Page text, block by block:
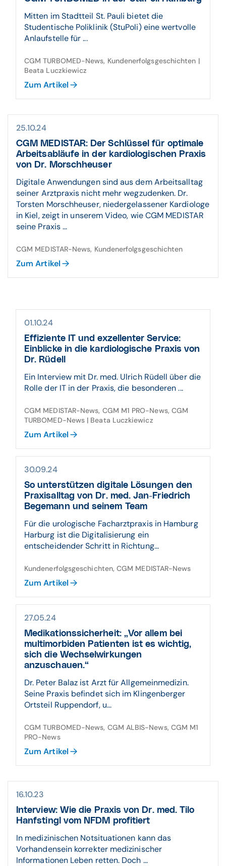
Mitten im Stadtteil St. Pauli bietet die
Studentische Poliklinik (StuPoli) eine wertvolle
Anlaufstelle für ...
CGM TURBOMED-News, Kundenerfolgsgeschichten |
Beata Luczkiewicz
Zum Artikel
25.10.24
CGM MEDISTAR: Der Schlüssel für optimale
Arbeitsabläufe in der kardiologischen Praxis
von Dr. Morschheuser
Digitale Anwendungen sind aus dem Arbeitsalltag
seiner Arztpraxis nicht mehr wegzudenken. Dr.
Torsten Morschheuser, niedergelassener Kardiologe
in Kiel, zeigt in unserem Video, wie CGM MEDISTAR
seine Praxis ...
CGM MEDISTAR-News, Kundenerfolgsgeschichten
Zum Artikel
01.10.24
Effiziente IT und exzellenter Service:
Einblicke in die kardiologische Praxis von
Dr. Rüdell
Ein Interview mit Dr. med. Ulrich Rüdell über die
Rolle der IT in der Praxis, die besonderen ...
CGM MEDISTAR-News, CGM M1 PRO-News, CGM
TURBOMED-News | Beata Luczkiewicz
Zum Artikel
30.09.24
So unterstützen digitale Lösungen den
Praxisalltag von Dr. med. Jan-Friedrich
Begemann und seinem Team
Für die urologische Facharztpraxis in Hamburg
Harburg ist die Digitalisierung ein
entscheidender Schritt in Richtung...
Kundenerfolgsgeschichten, CGM MEDISTAR-News
Zum Artikel
27.05.24
Medikationssicherheit: „Vor allem bei
multimorbiden Patienten ist es wichtig,
sich die Wechselwirkungen
anzuschauen.“
Dr. Peter Balaz ist Arzt für Allgemeinmedizin.
Seine Praxis befindet sich im Klingenberger
Ortsteil Ruppendorf, u...
CGM TURBOMED-News, CGM ALBIS-News, CGM M1
PRO-News
Zum Artikel
16.10.23
Interview: Wie die Praxis von Dr. med. Tilo
Hanfstingl vom NFDM profitiert
In medizinischen Notsituationen kann das
Vorhandensein korrekter medizinischer
Informationen Leben retten. Doch ...